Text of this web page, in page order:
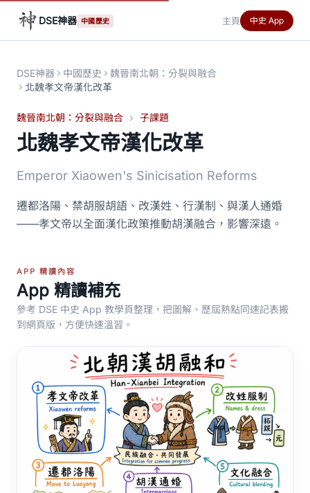
DSE神器 中國歷史 主頁 中史 App
DSE神器 中國歷史
魏晉南北朝：分裂與融合
北魏孝文帝漢化改革
魏晉南北朝：分裂與融合 子課題
北魏孝文帝漢化改革
Emperor Xiaowen's Sinicisation Reforms
遷都洛陽、禁胡服胡語、改漢姓、行漢制、與漢人通婚
——孝文帝以全面漢化政策推動胡漢融合，影響深遠。
APP 精讀內容
App 精讀補充
參考 DSE 中史 App 教學頁整理，把圖解、歷屆熱點同速記表搬
到網頁版，方便快速溫習。